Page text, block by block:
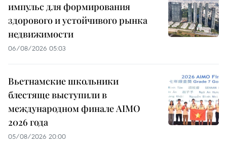
импульс для формирования
здорового и устойчивого рынка
недвижимости
06/08/2026 05:03
Вьетнамские школьники
блестяще выступили в
международном финале AIMO
2026 года
05/08/2026 20:00